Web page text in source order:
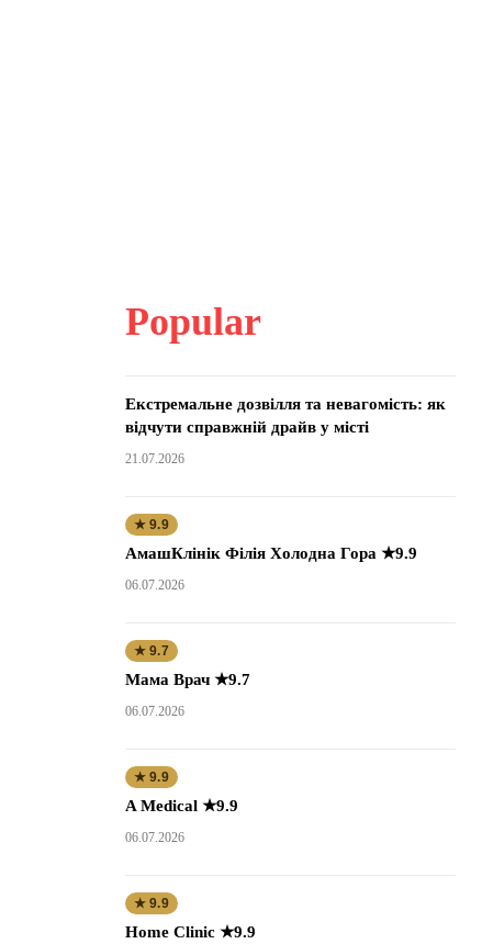
Popular
Екстремальне дозвілля та невагомість: як
відчути справжній драйв у місті
21.07.2026
★ 9.9
АмашКлінік Філія Холодна Гора ★9.9
06.07.2026
★ 9.7
Мама Врач ★9.7
06.07.2026
★ 9.9
A Medical ★9.9
06.07.2026
★ 9.9
Home Clinic ★9.9